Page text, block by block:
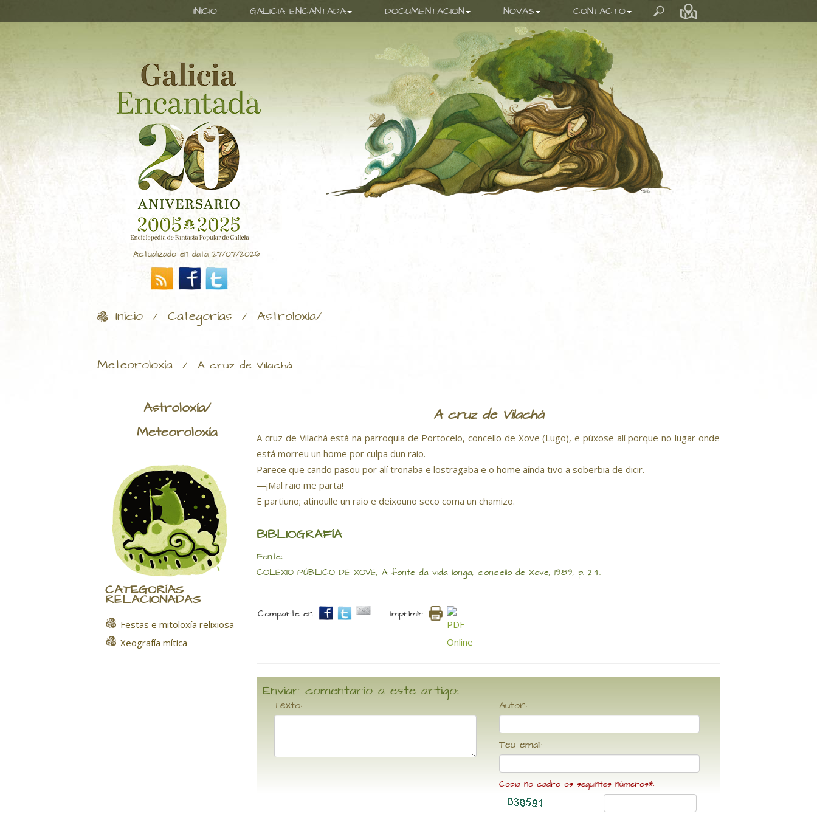
INICIO GALICIA ENCANTADA DOCUMENTACION NOVAS CONTACTO
Actualizado en data 27/07/2026
Inicio / Categorías / Astroloxía/
Meteoroloxía / A cruz de Vilachá
Astroloxía/
Meteoroloxía
CATEGORÍAS
RELACIONADAS
Festas e mitoloxía relixiosa
Xeografía mítica
A cruz de Vilachá
A cruz de Vilachá está na parroquia de Portocelo, concello de Xove (Lugo), e púxose alí porque no lugar onde
está morreu un home por culpa dun raio.
Parece que cando pasou por alí tronaba e lostragaba e o home aínda tivo a soberbia de dicir.
—¡Mal raio me parta!
E partiuno; atinoulle un raio e deixouno seco coma un chamizo.
BIBLIOGRAFÍA
Fonte:
COLEXIO PÚBLICO DE XOVE, A fonte da vida longa, concello de Xove, 1989, p. 24.
Comparte en. Imprimir.
Enviar comentario a este artigo:
Texto: Autor:
Teu email:
Copia no cadro os seguintes números*: